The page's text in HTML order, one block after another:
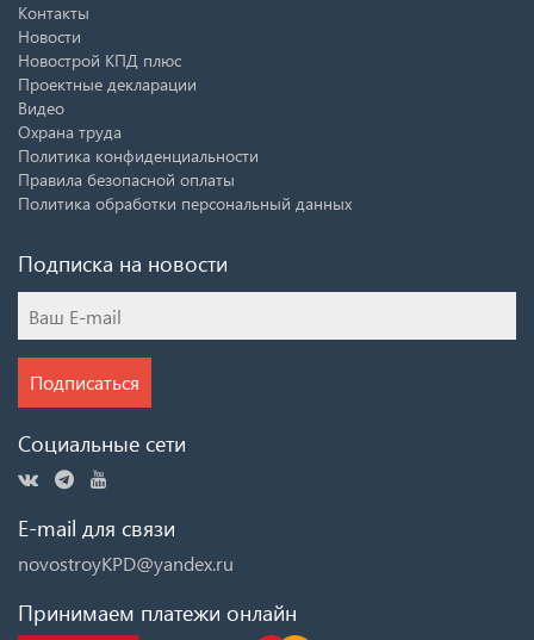
Контакты
Новости
Новострой КПД плюс
Проектные декларации
Видео
Охрана труда
Политика конфиденциальности
Правила безопасной оплаты
Политика обработки персональный данных
Подписка на новости
Подписаться
Социальные сети
E-mail для связи
novostroyKPD@yandex.ru
Принимаем платежи онлайн